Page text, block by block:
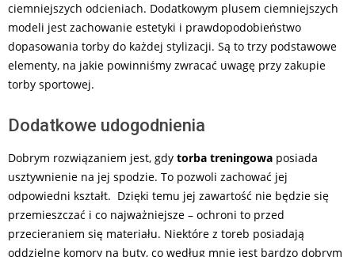
ciemniejszych odcieniach. Dodatkowym plusem ciemniejszych
modeli jest zachowanie estetyki i prawdopodobieństwo
dopasowania torby do każdej stylizacji. Są to trzy podstawowe
elementy, na jakie powinniśmy zwracać uwagę przy zakupie
torby sportowej.
Dodatkowe udogodnienia
Dobrym rozwiązaniem jest, gdy torba treningowa posiada
usztywnienie na jej spodzie. To pozwoli zachować jej
odpowiedni kształt. Dzięki temu jej zawartość nie będzie się
przemieszczać i co najważniejsze – ochroni to przed
przecieraniem się materiału. Niektóre z toreb posiadają
oddzielne komory na buty, co według mnie jest bardzo dobrym